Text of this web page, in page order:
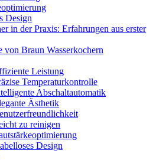
Design
in der Praxis: Erfahrungen aus erster
von Braun Wasserkochern
Leistung
Temperaturkontrolle
Abschaltautomatik
Ästhetik
zu reinigen
Design